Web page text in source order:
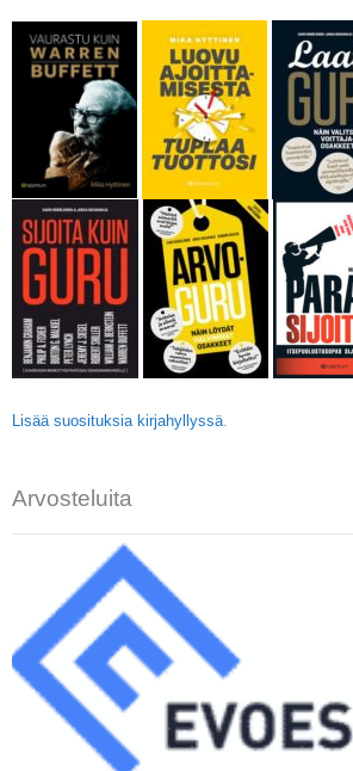
Lisää suosituksia kirjahyllyssä
Arvosteluita